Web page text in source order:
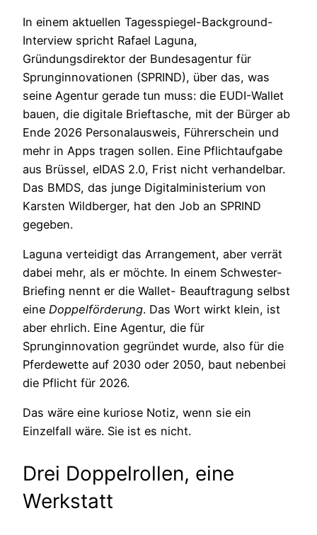
In einem aktuellen Tagesspiegel-Background-
Interview spricht Rafael Laguna,
Gründungsdirektor der Bundesagentur für
Sprunginnovationen (SPRIND), über das, was
seine Agentur gerade tun muss: die EUDI-Wallet
bauen, die digitale Brieftasche, mit der Bürger ab
Ende 2026 Personalausweis, Führerschein und
mehr in Apps tragen sollen. Eine Pflichtaufgabe
aus Brüssel, eIDAS 2.0, Frist nicht verhandelbar.
Das BMDS, das junge Digitalministerium von
Karsten Wildberger, hat den Job an SPRIND
gegeben.
Laguna verteidigt das Arrangement, aber verrät
dabei mehr, als er möchte. In einem Schwester-
Briefing nennt er die Wallet- Beauftragung selbst
eine Doppelförderung. Das Wort wirkt klein, ist
aber ehrlich. Eine Agentur, die für
Sprunginnovation gegründet wurde, also für die
Pferdewette auf 2030 oder 2050, baut nebenbei
die Pflicht für 2026.
Das wäre eine kuriose Notiz, wenn sie ein
Einzelfall wäre. Sie ist es nicht.
Drei Doppelrollen, eine
Werkstatt